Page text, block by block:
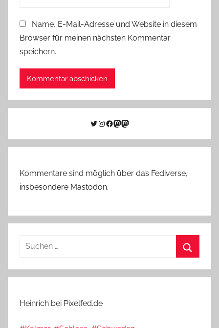
Name, E-Mail-Adresse und Website in diesem
Browser für meinen nächsten Kommentar
speichern.
Twitter
Instagram
Facebook
Link zu Mastodon
Mastodon
Kommentare sind möglich über das Fediverse,
insbesondere Mastodon.
Suchen
Heinrich bei Pixelfed.de